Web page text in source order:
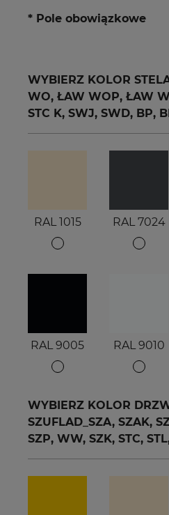
* Pole obowiązkowe
WYBIERZ KOLOR
WO, ŁAW WOP, ŁAW
STC K, SWJ, SWD, BP,
RAL 1015 RAL 7024
RAL 9005 RAL 9010
WYBIERZ KOLOR
SZUFLAD_SZA, SZAK,
SZP, WW, SZK, STC,